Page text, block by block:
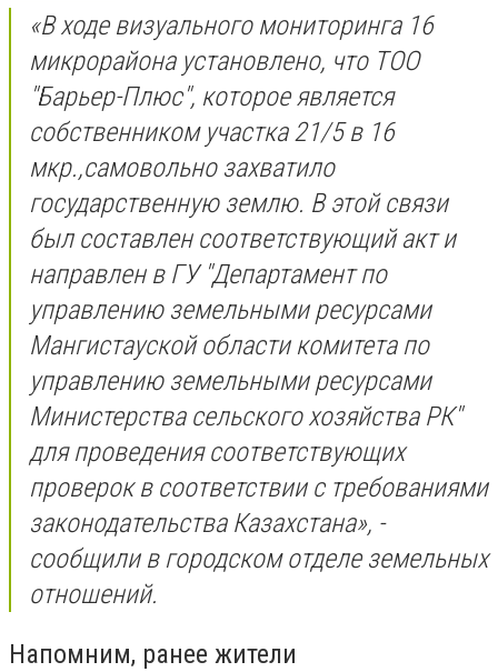
«В ходе визуального мониторинга 16
микрорайона установлено, что ТОО
"Барьер-Плюс", которое является
собственником участка 21/5 в 16
мкр.,самовольно захватило
государственную землю. В этой связи
был составлен соответствующий акт и
направлен в ГУ "Департамент по
управлению земельными ресурсами
Мангистауской области комитета по
управлению земельными ресурсами
Министерства сельского хозяйства РК"
для проведения соответствующих
проверок в соответствии с требованиями
законодательства Казахстана», -
сообщили в городском отделе земельных
отношений.
Напомним, ранее жители